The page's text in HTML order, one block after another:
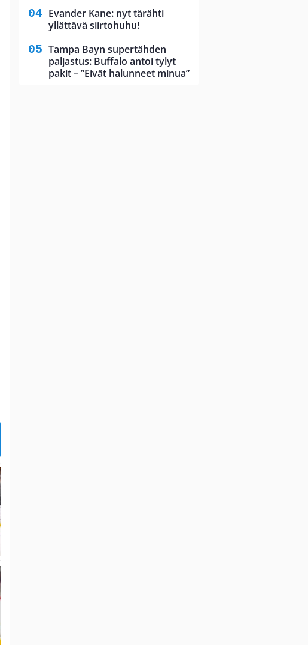
Evander Kane: nyt tärähti
yllättävä siirtohuhu!
Tampa Bayn supertähden
paljastus: Buffalo antoi tylyt
pakit – ”Eivät halunneet minua”